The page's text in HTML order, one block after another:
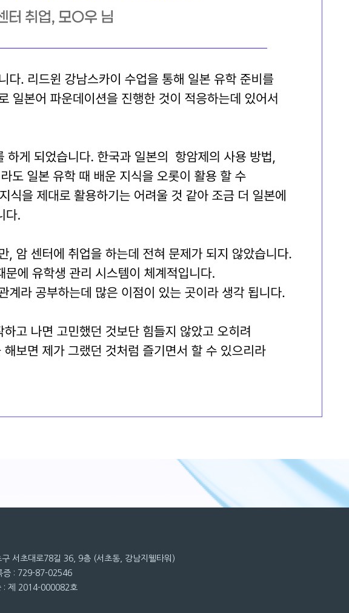
서초대로78길 36, 9층 (서초동, 강남지웰타워)
증 : 729-87-02546
: 제 2014-000082호